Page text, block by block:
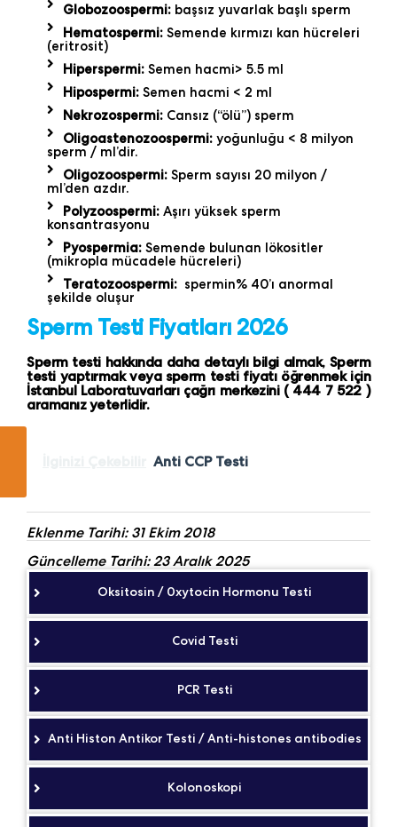
Globozoospermi: başsız yuvarlak başlı sperm
Hematospermi: Semende kırmızı kan hücreleri
(eritrosit)
Hiperspermi: Semen hacmi> 5.5 ml
Hipospermi: Semen hacmi < 2 ml
Nekrozospermi: Cansız (“ölü”) sperm
Oligoastenozoospermi: yoğunluğu < 8 milyon
sperm / ml’dir.
Oligozoospermi: Sperm sayısı 20 milyon /
ml’den azdır.
Polyzoospermi: Aşırı yüksek sperm
konsantrasyonu
Pyospermia: Semende bulunan lökositler
(mikropla mücadele hücreleri)
Teratozoospermi: spermin% 40’ı anormal
şekilde oluşur
Sperm Testi Fiyatları 2026
Sperm testi hakkında daha detaylı bilgi almak, Sperm
testi yaptırmak veya sperm testi fiyatı öğrenmek için
İstanbul Laboratuvarları çağrı merkezini ( 444 7 522 )
aramanız yeterlidir.
Anti CCP Testi
Eklenme Tarihi: 31 Ekim 2018
Güncelleme Tarihi: 23 Aralık 2025
Oksitosin / 0xytocin Hormonu Testi
Covid Testi
PCR Testi
Anti Histon Antikor Testi / Anti-histones antibodies
Kolonoskopi